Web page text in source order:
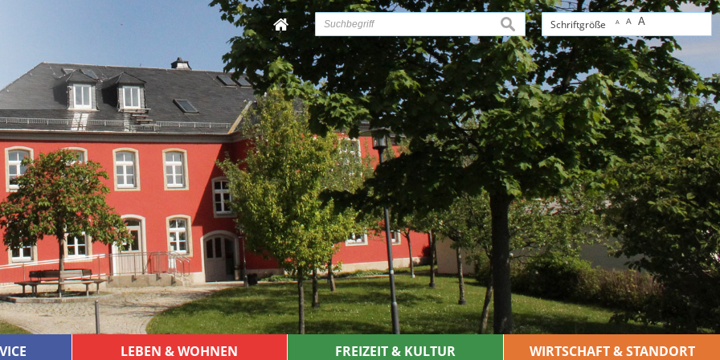
Schriftgröße A A A
suchen
LEBEN & WOHNEN FREIZEIT & KULTUR WIRTSCHAFT & STANDORT